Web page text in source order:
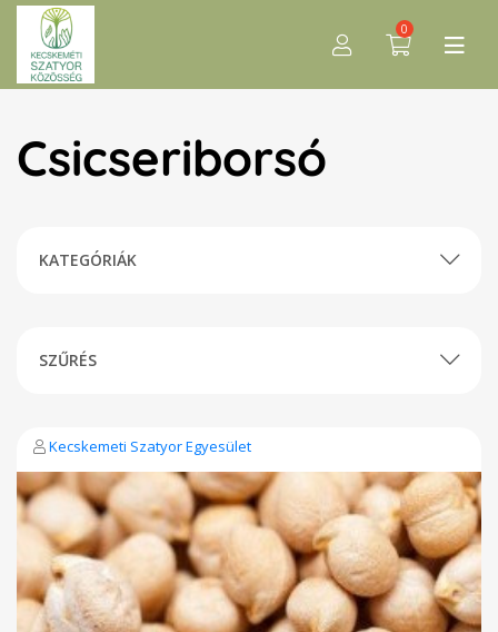
0
Csicseriborsó
KATEGÓRIÁK
SZŰRÉS
Kecskemeti Szatyor Egyesület